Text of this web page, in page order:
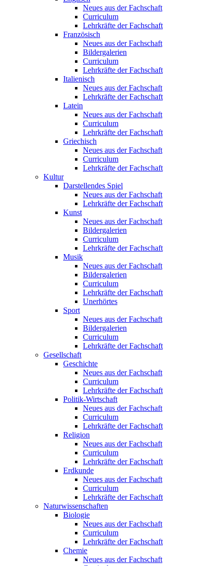
Neues aus der Fachschaft
Curriculum
Lehrkräfte der Fachschaft
Französisch
Neues aus der Fachschaft
Bildergalerien
Curriculum
Lehrkräfte der Fachschaft
Italienisch
Neues aus der Fachschaft
Lehrkräfte der Fachschaft
Latein
Neues aus der Fachschaft
Curriculum
Lehrkräfte der Fachschaft
Griechisch
Neues aus der Fachschaft
Curriculum
Lehrkräfte der Fachschaft
Kultur
Darstellendes Spiel
Neues aus der Fachschaft
Lehrkräfte der Fachschaft
Kunst
Neues aus der Fachschaft
Bildergalerien
Curriculum
Lehrkräfte der Fachschaft
Musik
Neues aus der Fachschaft
Bildergalerien
Curriculum
Lehrkräfte der Fachschaft
Unerhörtes
Sport
Neues aus der Fachschaft
Bildergalerien
Curriculum
Lehrkräfte der Fachschaft
Gesellschaft
Geschichte
Neues aus der Fachschaft
Curriculum
Lehrkräfte der Fachschaft
Politik-Wirtschaft
Neues aus der Fachschaft
Curriculum
Lehrkräfte der Fachschaft
Religion
Neues aus der Fachschaft
Curriculum
Lehrkräfte der Fachschaft
Erdkunde
Neues aus der Fachschaft
Curriculum
Lehrkräfte der Fachschaft
Naturwissenschaften
Biologie
Neues aus der Fachschaft
Curriculum
Lehrkräfte der Fachschaft
Chemie
Neues aus der Fachschaft